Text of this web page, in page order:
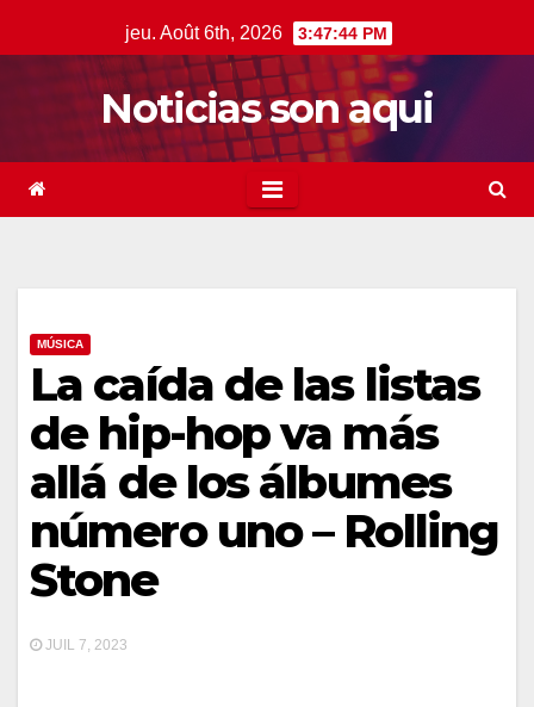
to
jeu. Août 6th, 2026 3:47:45 PM
Noticias son aqui
MÚSICA
La caída de las listas
de hip-hop va más
allá de los álbumes
número uno – Rolling
Stone
JUIL 7, 2023